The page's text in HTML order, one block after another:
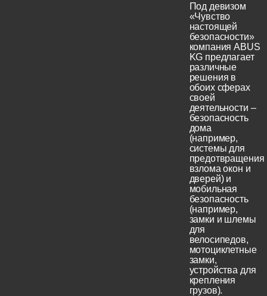
Под девизом
«Чувство
настоящей
безопасности»
компания ABUS
KG предлагает
различные
решения в
обоих сферах
своей
деятельности –
безопасность
дома
(например,
системы для
предотвращения
взлома окон и
дверей) и
мобильная
безопасность
(например,
замки и шлемы
для
велосипедов,
мотоциклетные
замки,
устройства для
крепления
грузов).